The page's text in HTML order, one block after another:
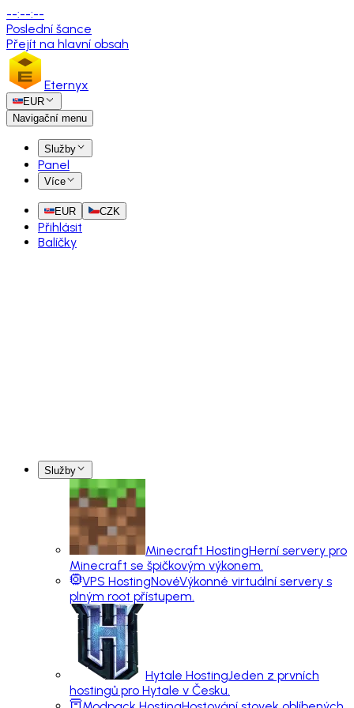
--:--:--
Poslední šance
Přejít na hlavní obsah
Eternyx
EUR
Navigační menu
Služby
Panel
Více
EUR CZK
Přihlásit
Balíčky
Služby
Minecraft HostingHerní servery pro
Minecraft se špičkovým výkonem.
VPS HostingNovéVýkonné virtuální servery s
plným root přístupem.
Hytale HostingJeden z prvních
hostingů pro Hytale v Česku.